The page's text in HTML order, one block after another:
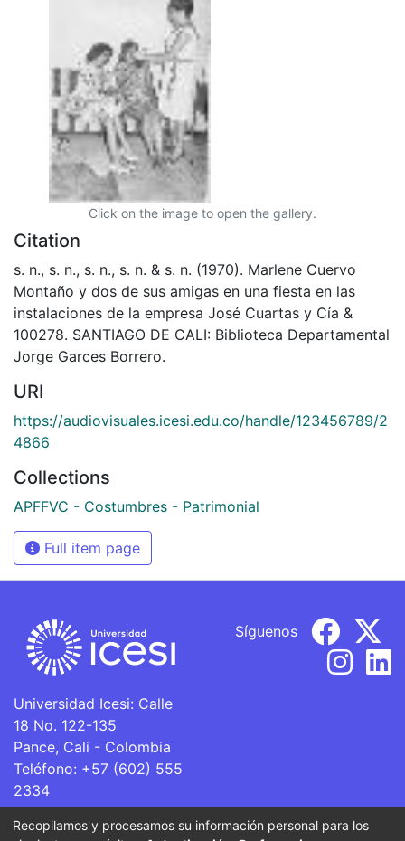
Click on the image to open the gallery.
Citation
s. n., s. n., s. n., s. n. & s. n. (1970). Marlene Cuervo
Montaño y dos de sus amigas en una fiesta en las
instalaciones de la empresa José Cuartas y Cía &
100278. SANTIAGO DE CALI: Biblioteca Departamental
Jorge Garces Borrero.
URI
https://audiovisuales.icesi.edu.co/handle/123456789/2
4866
Collections
APFFVC - Costumbres - Patrimonial
Full item page
Universidad Icesi: Calle
18 No. 122-135
Pance, Cali - Colombia
Teléfono: +57 (602) 555
2334
ventanillaunica@icesi.edu.co
Síguenos
Recopilamos y procesamos su información personal para los